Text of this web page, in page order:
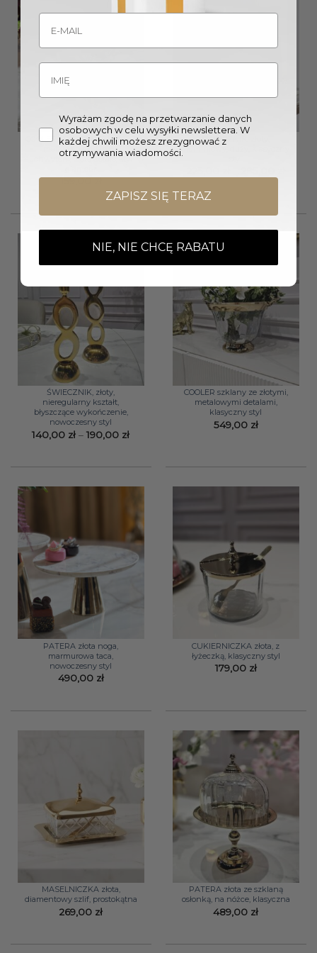
COOLER / POJEMNIK NA LÓD
metalowo-szklany z
uchwytem, złote detale, styl
159,00zł
ŚWIECZNIK, złoty,
aluminiowy, duży, klasyczny
ŚWIECZNIK, złoty,
nieregularny kształt,
błyszczące wykończenie,
nowoczesny styl
140,00 zł – 190,00 złZakres
do
COOLER szklany ze złotymi,
metalowymi detalami,
klasyczny styl
549,00 zł
PATERA złota noga,
marmurowa taca,
nowoczesny styl
490,00 zł
CUKIERNICZKA złota, z
łyżeczką, klasyczny styl
179,00 zł
MASELNICZKA złota,
diamentowy szlif, prostokątna
269,00 zł
PATERA złota ze szklaną
osłonką, na nóżce, klasyczna
489,00 zł
Wyrażam zgodę na przetwarzanie danych
osobowych w celu wysyłki newslettera. W
każdej chwili możesz zrezygnować z
otrzymywania wiadomości.
ZAPISZ SIĘ TERAZ
NIE, NIE CHCĘ RABATU